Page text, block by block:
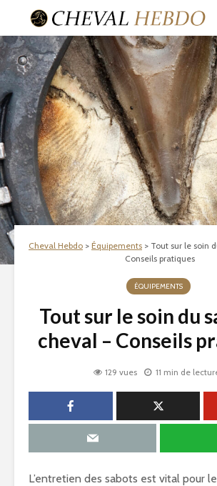
Cheval Hebdo > Équipements > Tout sur le soin
Conseils pratiques
ÉQUIPEMENTS
Tout sur le soin du
cheval – Conseils
129 vues 11 min de
L’entretien des sabots est vital pour